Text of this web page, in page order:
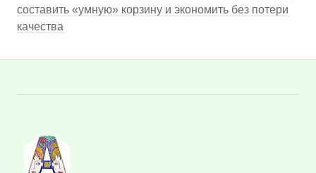
составить «умную» корзину и экономить без потери
качества